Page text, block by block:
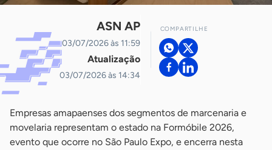
ASN AP
03/07/2026 às 11:59
Atualização
03/07/2026 às 14:34
COMPARTILHE
Empresas amapaenses dos segmentos de marcenaria e
movelaria representam o estado na Formóbile 2026,
evento que ocorre no São Paulo Expo, e encerra nesta